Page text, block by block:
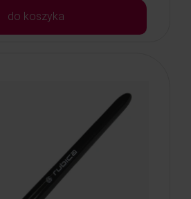
do koszyka